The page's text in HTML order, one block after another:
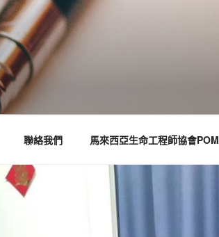
聯絡我們 馬來西亞生命工程師協會POM